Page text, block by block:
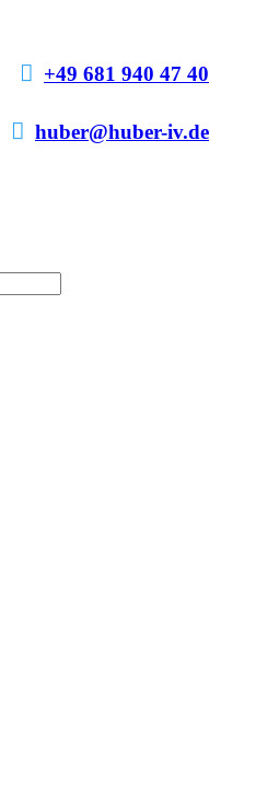
 +49 681 940 47 40
 huber@huber-iv.de